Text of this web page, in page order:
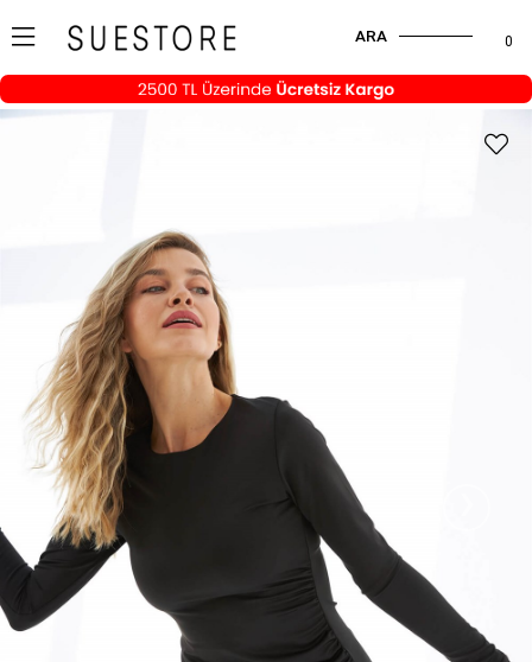
0
ARA